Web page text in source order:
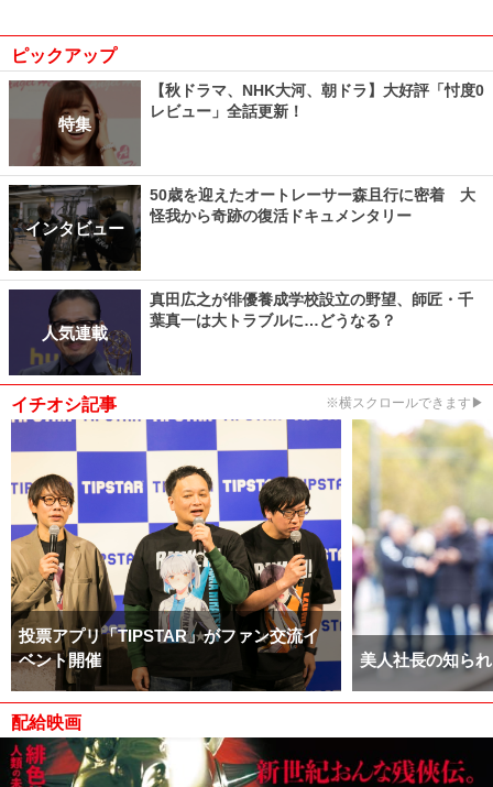
ピックアップ
特集
【秋ドラマ、NHK大河、朝ドラ】大好評「忖度0
レビュー」全話更新！
インタビュー
50歳を迎えたオートレーサー森且行に密着 大
怪我から奇跡の復活ドキュメンタリー
人気連載
真田広之が俳優養成学校設立の野望、師匠・千
葉真一は大トラブルに…どうなる？
イチオシ記事 ※横スクロールできます▶
投票アプリ「TIPSTAR」がファン交流イ
ベント開催
美人社長の知ら
配給映画